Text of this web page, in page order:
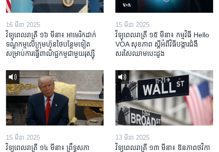
16 មីនា 2025
វិទ្យុពេលរាត្រី ១៦ មីនា៖ អាមេរិក​ដាក់​
ទណ្ឌកម្ម​លើ​ក្រុមហ៊ុន​ថៃ​បន្ថែម​ទៀត​
សម្រាប់​ការ​ធ្វើ​ពាណិជ្ជកម្ម​ជាមួយ​រុស្ស៊ី
15 មីនា 2025
វិទ្យុពេលរាត្រី ១៥ មីនា៖ កម្មវិធី ​Hello
VOA សុខភាព ស្ដី​អំពី​វិធី​បង្ការ​ជំងឺ​
សរសៃ​ឈាម​បេះដូង
15 មីនា 2025
វិទ្យុពេលរាត្រី ១៤ មីនា៖ ព្រឹទ្ធសភា
13 មីនា 2025
វិទ្យុពេលរាត្រី ១៣ មីនា៖ ឱនភាព​ថវិកា​